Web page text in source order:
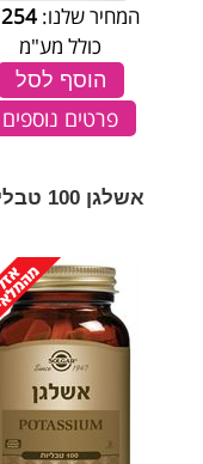
המחיר שלנו: 254
כולל מע"מ
הוסף לסל
פרטים נוספים
אשלגן 100 טבליות